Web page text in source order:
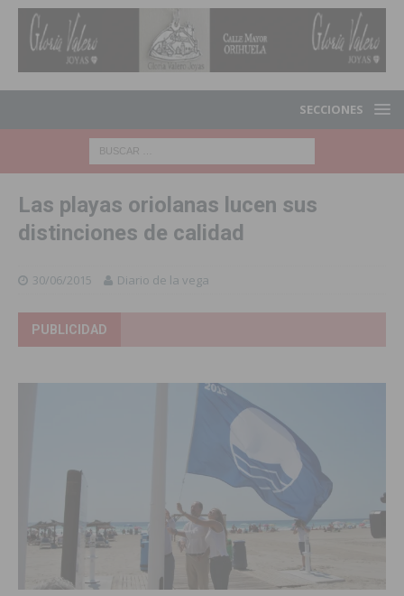
SECCIONES
Las playas oriolanas lucen sus
distinciones de calidad
30/06/2015 Diario de la vega
PUBLICIDAD